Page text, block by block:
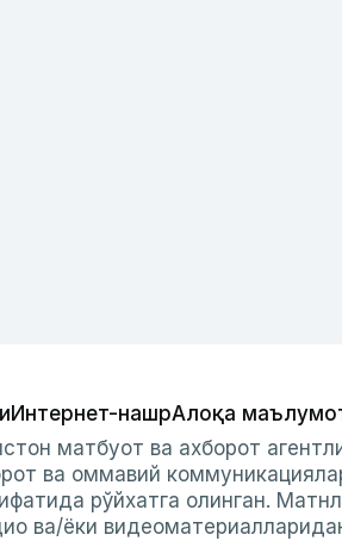
Интернет-нашрАлоқа
матбуот ва ахборот
ва оммавий
рўйхатга олинган.
ва/ёки